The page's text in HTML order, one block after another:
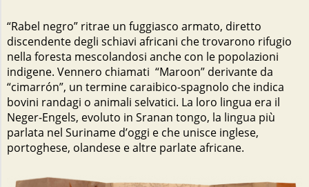
“Rabel negro” ritrae un fuggiasco armato, diretto
discendente degli schiavi africani che trovarono rifugio
nella foresta mescolandosi anche con le popolazioni
indigene. Vennero chiamati “Maroon” derivante da
“cimarrón”, un termine caraibico-spagnolo che indica
bovini randagi o animali selvatici. La loro lingua era il
Neger-Engels, evoluto in Sranan tongo, la lingua più
parlata nel Suriname d’oggi e che unisce inglese,
portoghese, olandese e altre parlate africane.